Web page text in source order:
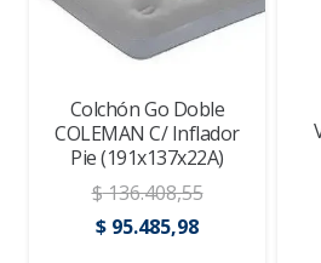
Colchón Go Doble
COLEMAN C/ Inflador
Pie (191x137x22A)
$136.408,55
El
$ 95.485,98El